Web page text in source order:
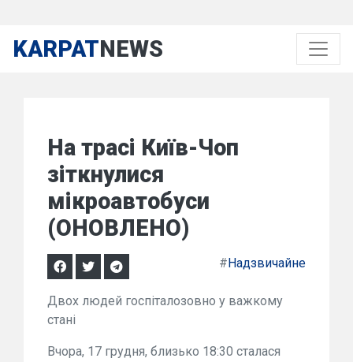
KARPATNEWS
На трасі Київ-Чоп
зіткнулися
мікроавтобуси
(ОНОВЛЕНО)
#Надзвичайне
Двох людей госпіталозовно у важкому
стані
Вчора, 17 грудня, близько 18:30 сталася